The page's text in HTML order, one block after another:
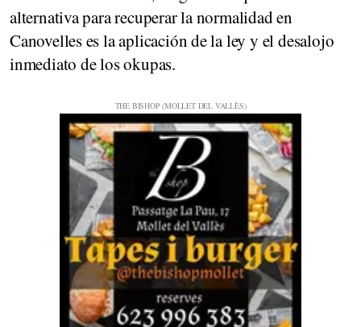
alternativa para recuperar la normalidad en
Canovelles es la aplicación de la ley y el desalojo
inmediato de los okupas.